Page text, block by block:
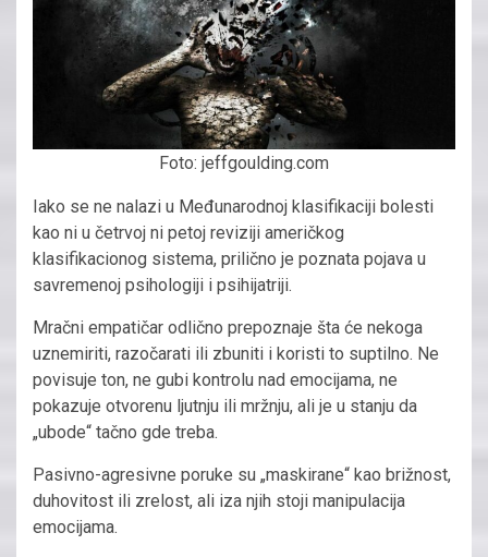
Foto: jeffgoulding.com
Iako se ne nalazi u Međunarodnoj klasifikaciji bolesti
kao ni u četrvoj ni petoj reviziji američkog
klasifikacionog sistema, prilično je poznata pojava u
savremenoj psihologiji i psihijatriji.
Mračni empatičar odlično prepoznaje šta će nekoga
uznemiriti, razočarati ili zbuniti i koristi to suptilno. Ne
povisuje ton, ne gubi kontrolu nad emocijama, ne
pokazuje otvorenu ljutnju ili mržnju, ali je u stanju da
„ubode“ tačno gde treba.
Pasivno-agresivne poruke su „maskirane“ kao brižnost,
duhovitost ili zrelost, ali iza njih stoji manipulacija
emocijama.